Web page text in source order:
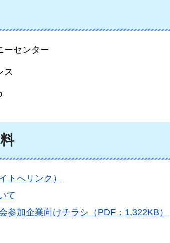
ーセンター
ス
トへリンク）
て
参加企業向けチラシ（PDF：1,322KB）